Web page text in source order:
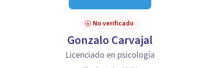
No verificado
Gonzalo Carvajal
Licenciado en psicología